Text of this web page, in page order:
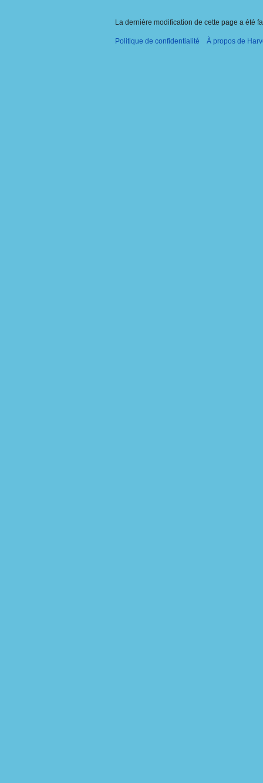
La dernière modification de cette page a été
Politique de confidentialité À propos de